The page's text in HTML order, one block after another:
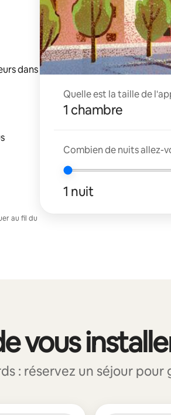
dans
au fil du
Quelle est la taille de
1 chambre
Combien de nuits allez-
1 nuit
vous
: réservez un séjour pour